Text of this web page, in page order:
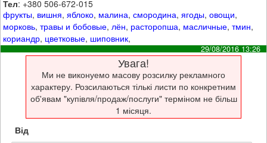
Тел: +380 506-672-015
фрукты, вишня,яблоко, малина,смородина,ягоды,овощи,
морковь,травы и бобовые, лён, расторопша, масличные,тмин,
кориандр, цветковые, шиповник,
29/08/2016 13:26
Увага!
Ми не виконуемо масову розсилку рекламного
характеру. Розсилаються тількі листи по конкретним
об'явам "купівля/продаж/послуги" терміном не більш
1 місяця.
Від